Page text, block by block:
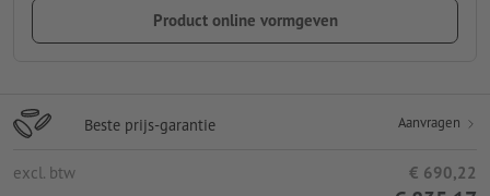
Product online vormgeven
Beste prijs-garantie Aanvragen
excl. btw € 690,22